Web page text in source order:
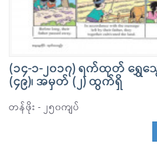
(၁၄-၁-၂၀၁၇) ရက်ထုတ် ရွှေသွ
(၄၉)၊ အမှတ် (၂) ထွက်ရှိ
တန်ဖိုး - ၂၅၀ကျပ်